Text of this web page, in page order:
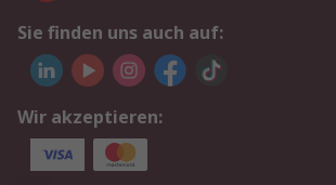
Sie finden uns auch auf:
Wir akzeptieren: